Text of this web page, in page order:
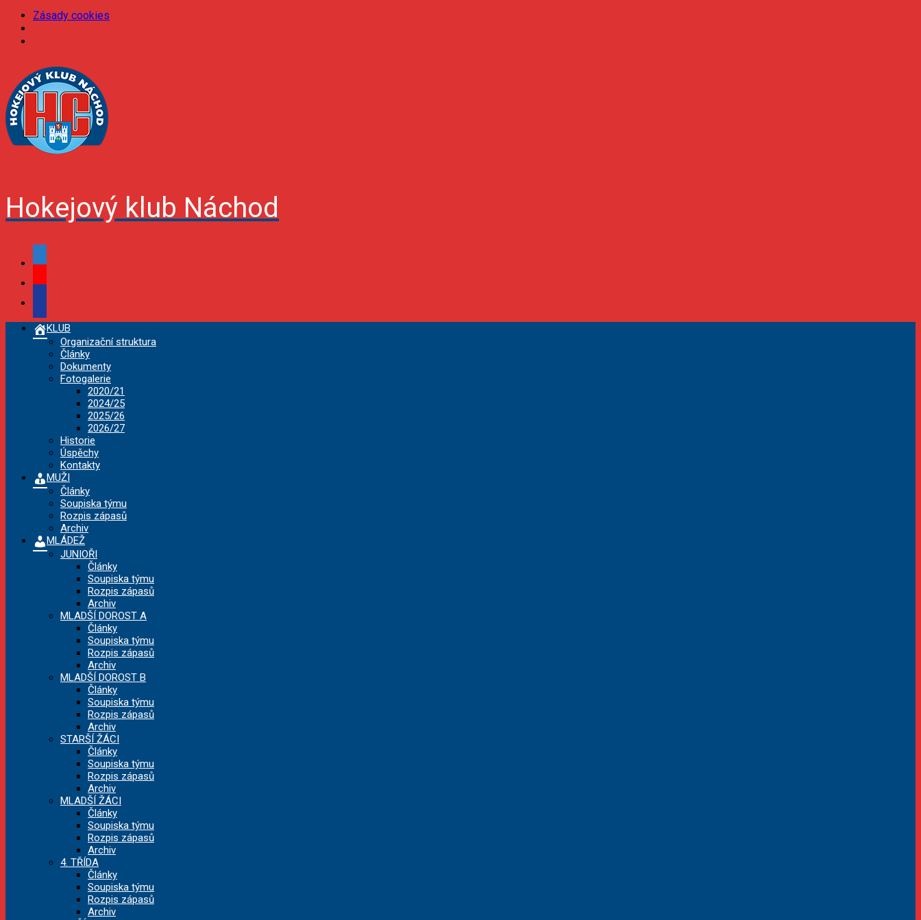
Zásady cookies
content
Hokejový klub Náchod
KLUB
Organizační struktura
Články
Dokumenty
Fotogalerie
2020/21
2024/25
2025/26
2026/27
Historie
Úspěchy
Kontakty
MUŽI
Články
Soupiska týmu
Rozpis zápasů
Archiv
MLÁDEŽ
JUNIOŘI
Články
Soupiska týmu
Rozpis zápasů
Archiv
MLADŠÍ DOROST A
Články
Soupiska týmu
Rozpis zápasů
Archiv
MLADŠÍ DOROST B
Články
Soupiska týmu
Rozpis zápasů
Archiv
STARŠÍ ŽÁCI
Články
Soupiska týmu
Rozpis zápasů
Archiv
MLADŠÍ ŽÁCI
Články
Soupiska týmu
Rozpis zápasů
Archiv
4. TŘÍDA
Články
Soupiska týmu
Rozpis zápasů
Archiv